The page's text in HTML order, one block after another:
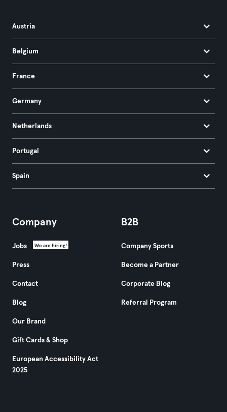
Austria
Belgium
France
Germany
Netherlands
Portugal
Spain
Company
Jobs We are hiring!
Press
Contact
Blog
Our Brand
Gift Cards & Shop
European Accessibility Act
2025
B2B
Company Sports
Become a Partner
Corporate Blog
Referral Program